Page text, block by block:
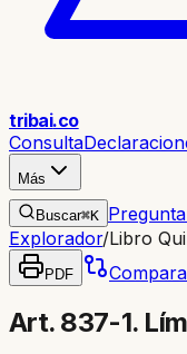
tribai.co
Consulta
Más
Buscar⌘K
Explorador/Libro
PDF
Art. 837-1.